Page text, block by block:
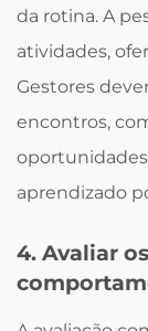
da rotina. A
atividades,
Gestores
encontros,
oportunidades
aprendizado
4. Avaliar